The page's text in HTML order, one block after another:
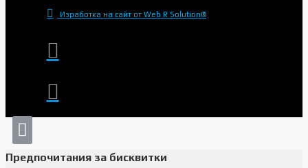
Изработка на сайт от Web R Solution®
Предпочитания за бисквитки